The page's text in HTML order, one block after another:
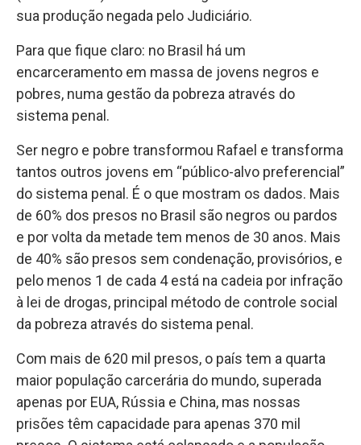
sua produção negada pelo Judiciário.
Para que fique claro: no Brasil há um
encarceramento em massa de jovens negros e
pobres, numa gestão da pobreza através do
sistema penal.
Ser negro e pobre transformou Rafael e transforma
tantos outros jovens em “público-alvo preferencial”
do sistema penal. É o que mostram os dados. Mais
de 60% dos presos no Brasil são negros ou pardos
e por volta da metade tem menos de 30 anos. Mais
de 40% são presos sem condenação, provisórios, e
pelo menos 1 de cada 4 está na cadeia por infração
à lei de drogas, principal método de controle social
da pobreza através do sistema penal.
Com mais de 620 mil presos, o país tem a quarta
maior população carcerária do mundo, superada
apenas por EUA, Rússia e China, mas nossas
prisões têm capacidade para apenas 370 mil